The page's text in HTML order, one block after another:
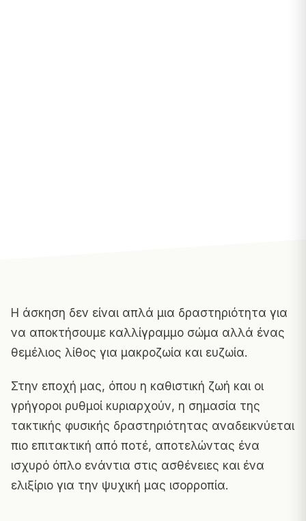
Η άσκηση δεν είναι απλά μια δραστηριότητα για
να αποκτήσουμε καλλίγραμμο σώμα αλλά ένας
θεμέλιος λίθος για μακροζωία και ευζωία.
Στην εποχή μας, όπου η καθιστική ζωή και οι
γρήγοροι ρυθμοί κυριαρχούν, η σημασία της
τακτικής φυσικής δραστηριότητας αναδεικνύεται
πιο επιτακτική από ποτέ, αποτελώντας ένα
ισχυρό όπλο ενάντια στις ασθένειες και ένα
ελιξίριο για την ψυχική μας ισορροπία.